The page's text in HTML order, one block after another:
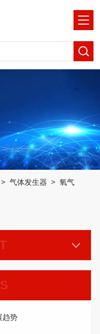
气体发生器 > 氧气
趋势